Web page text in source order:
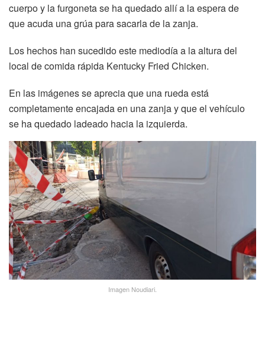
cuerpo y la furgoneta se ha quedado allí a la espera de
que acuda una grúa para sacarla de la zanja.
Los hechos han sucedido este mediodía a la altura del
local de comida rápida Kentucky Fried Chicken.
En las imágenes se aprecia que una rueda está
completamente encajada en una zanja y que el vehículo
se ha quedado ladeado hacia la izquierda.
Imagen Noudiari.